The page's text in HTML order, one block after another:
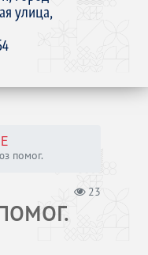
улица,
помог.
23